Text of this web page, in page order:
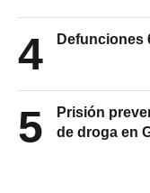
4 Defunciones
5
Prisión
de droga en